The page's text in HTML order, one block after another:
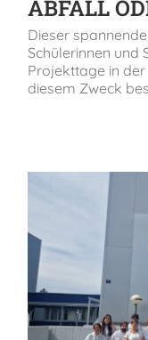
ABFALL
Dieser
Schülerinnen und
Projekttage in der
diesem Zweck